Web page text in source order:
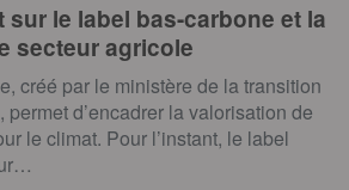
le label bas-carbone et la
secteur agricole
créé par le ministère de la transition
d’encadrer la valorisation de
le climat. Pour l’instant, le label